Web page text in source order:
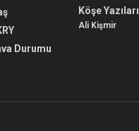
Durumu
Köşe Yazıları
Ali Kişmir